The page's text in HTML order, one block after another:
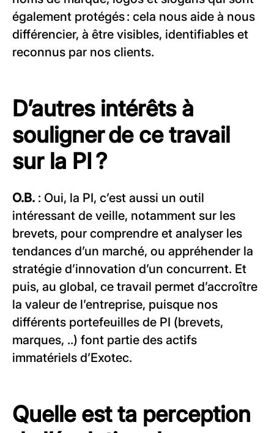
également protégés : cela nous aide à nous
différencier, à être visibles, identifiables et
reconnus par nos clients.
D’autres intérêts à
souligner de ce travail
sur la PI ?
O.B. : Oui, la PI, c’est aussi un outil
intéressant de veille, notamment sur les
brevets, pour comprendre et analyser les
tendances d’un marché, ou appréhender la
stratégie d’innovation d’un concurrent. Et
puis, au global, ce travail permet d’accroître
la valeur de l’entreprise, puisque nos
différents portefeuilles de PI (brevets,
marques, ..) font partie des actifs
immatériels d’Exotec.
Quelle est ta perception